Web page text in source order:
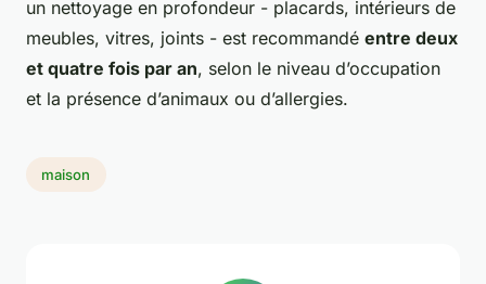
un nettoyage en profondeur - placards, intérieurs de
meubles, vitres, joints - est recommandé entre deux
et quatre fois par an, selon le niveau d’occupation
et la présence d’animaux ou d’allergies.
maison